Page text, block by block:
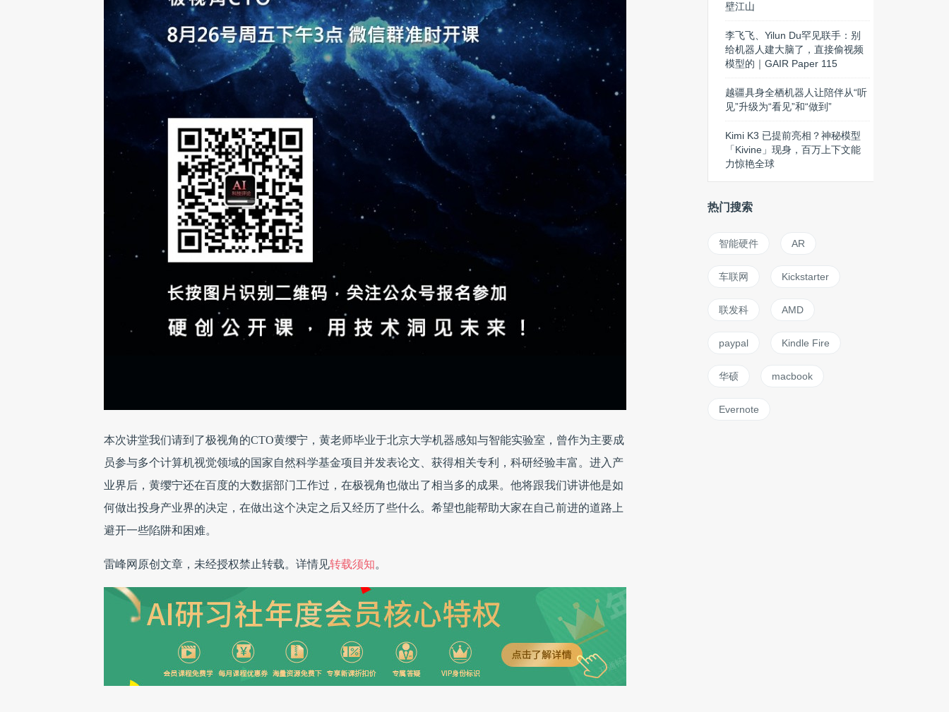
本次讲堂我们请到了极视角的CTO黄缨宁，黄老师毕业于北京大学机器感知与智能实验室，曾作为主要成
员参与多个计算机视觉领域的国家自然科学基金项目并发表论文、获得相关专利，科研经验丰富。进入产
业界后，黄缨宁还在百度的大数据部门工作过，在极视角也做出了相当多的成果。他将跟我们讲讲他是如
何做出投身产业界的决定，在做出这个决定之后又经历了些什么。希望也能帮助大家在自己前进的道路上
避开一些陷阱和困难。
雷峰网原创文章，未经授权禁止转载。详情见转载须知。
壁江山
李飞飞、Yilun Du罕见联手：别
给机器人建大脑了，直接偷视频
模型的｜GAIR Paper 115
越疆具身全栖机器人让陪伴从“听
见”升级为“看见”和“做到”
Kimi K3 已提前亮相？神秘模型
「Kivine」现身，百万上下文能
力惊艳全球
热门搜索
智能硬件 AR
车联网 Kickstarter
联发科 AMD
paypal Kindle Fire
华硕 macbook
Evernote